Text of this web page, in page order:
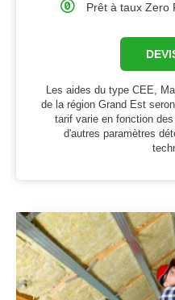
Prêt à taux Zero
Les aides du type CEE,
de la région Grand Est
tarif varie en fonction
d'autres paramètres